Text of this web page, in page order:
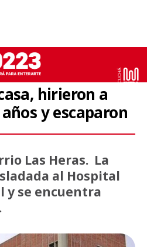
hirieron a
y escaparon
Las Heras. La
al Hospital
se encuentra